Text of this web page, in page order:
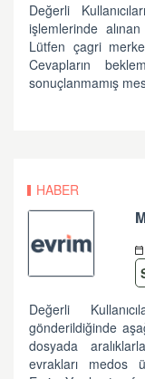
Değerli
işlemlerinde
Lütfen çagri
Cevapların
sonuçlanmamış
HABER
Değerli
gönderildiğinde
dosyada
evrakları medos